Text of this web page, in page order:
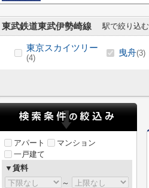
東武鉄道東武伊勢崎線 駅で絞り込む
東京スカイツリー
(4)
曳舟(3)
アパート
マンション
一戸建て
▼賃料
～